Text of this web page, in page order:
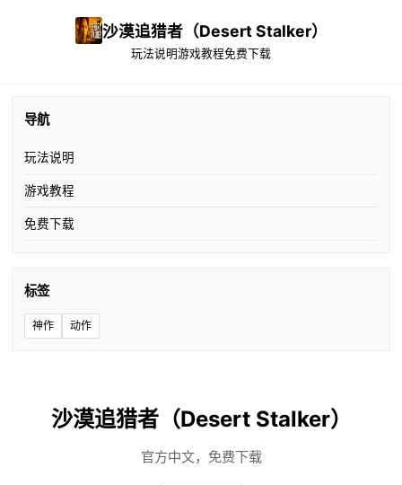
沙漠追猎者（Desert Stalker）
玩法说明游戏教程免费下载
导航
玩法说明
游戏教程
免费下载
标签
神作 动作
沙漠追猎者（Desert Stalker）
官方中文，免费下载